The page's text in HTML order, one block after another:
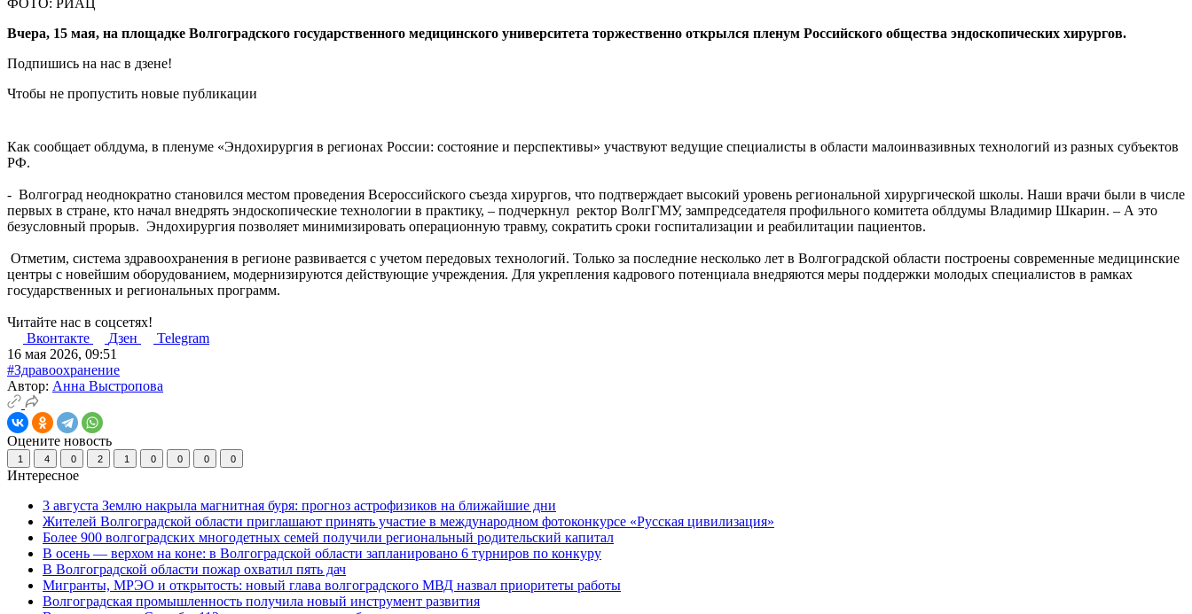
Вчера, 15 мая, на площадке Волгоградского государственного медицинского университета торжественно открылся пленум Российского общества эндоскопических хирургов.
Подпишись на нас в дзене!
Чтобы не пропустить новые публикации
Как сообщает облдума, в пленуме «Эндохирургия в регионах России: состояние и перспективы» участвуют ведущие специалисты в области малоинвазивных технологий из разных субъектов
РФ.
- Волгоград неоднократно становился местом проведения Всероссийского съезда хирургов, что подтверждает высокий уровень региональной хирургической школы. Наши врачи были в числе
первых в стране, кто начал внедрять эндоскопические технологии в практику, – подчеркнул ректор ВолгГМУ, зампредседателя профильного комитета облдумы Владимир Шкарин. – А это
безусловный прорыв. Эндохирургия позволяет минимизировать операционную травму, сократить сроки госпитализации и реабилитации пациентов.
Отметим, система здравоохранения в регионе развивается с учетом передовых технологий. Только за последние несколько лет в Волгоградской области построены современные медицинские
центры с новейшим оборудованием, модернизируются действующие учреждения. Для укрепления кадрового потенциала внедряются меры поддержки молодых специалистов в рамках
государственных и региональных программ.
Читайте нас в соцсетях!
Вконтакте
Дзен
Telegram
16 мая 2026, 09:51
#Здравоохранение
Автор: Анна Выстропова
Оцените новость
1 4 0 2 1 0 0 0 0
Интересное
3 августа Землю накрыла магнитная буря: прогноз астрофизиков на ближайшие дни
Жителей Волгоградской области приглашают принять участие в международном фотоконкурсе «Русская цивилизация»
Более 900 волгоградских многодетных семей получили региональный родительский капитал
В осень — верхом на коне: в Волгоградской области запланировано 6 турниров по конкуру
В Волгоградской области пожар охватил пять дач
Мигранты, МРЭО и открытость: новый глава волгоградского МВД назвал приоритеты работы
Волгоградская промышленность получила новый инструмент развития